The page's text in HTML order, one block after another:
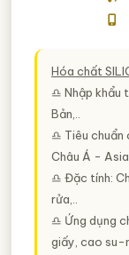
Hóa chất
♎ Nhập
Bản,..
♎ Tiêu chuẩn
Châu Á - Asia
♎ Đặc tính:
rửa,..
♎ Ứng dụng
giấy, cao su-